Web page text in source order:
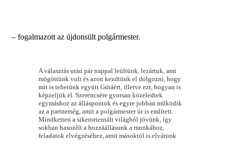
– fogalmazott az újdonsült polgármester.
A választás után pár nappal leültünk, lezártuk, ami
mögöttünk volt és azon kezdtünk el dolgozni, hogy
mit is tehetünk együtt Gútáért, illetve ezt, hogyan is
képzeljük el. Szerencsére gyorsan közeledtek
egymáshoz az álláspontok és egyre jobban működik
az a partnerség, amit a polgármester úr is említett.
Mindketten a sikerorientált világból jövünk, így
sokban hasonlít a hozzáállásunk a munkához,
feladatok elvégzéséhez, amit másoktól is elvárunk